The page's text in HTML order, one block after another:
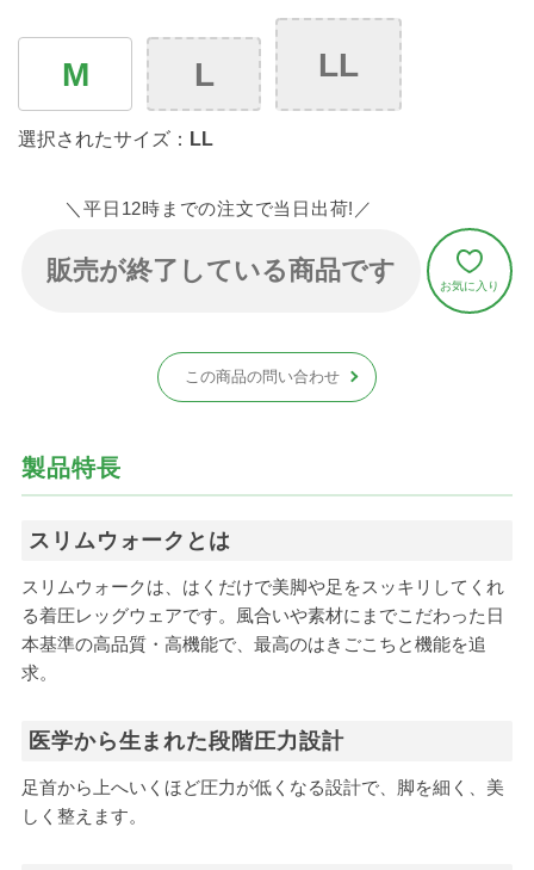
＼平日12時までの注文で当日出荷!／
M L LL
選択されたサイズ： LL
販売が終了している商品です
この商品の問い合わせ
製品特長
スリムウォークとは
スリムウォークは、はくだけで美脚や足をスッキリしてくれ
る着圧レッグウェアです。風合いや素材にまでこだわった日
本基準の高品質・高機能で、最高のはきごこちと機能を追
求。
医学から生まれた段階圧力設計
足首から上へいくほど圧力が低くなる設計で、脚を細く、美
しく整えます。